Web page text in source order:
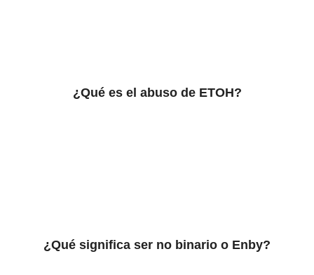
¿Qué es el abuso de ETOH?
¿Qué significa ser no binario o Enby?